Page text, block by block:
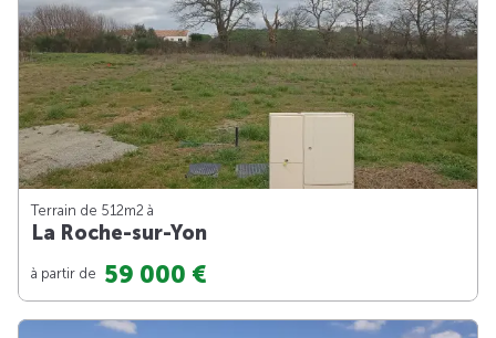
Terrain de 512m2 à
La Roche-sur-Yon
à partir de 59 000 €